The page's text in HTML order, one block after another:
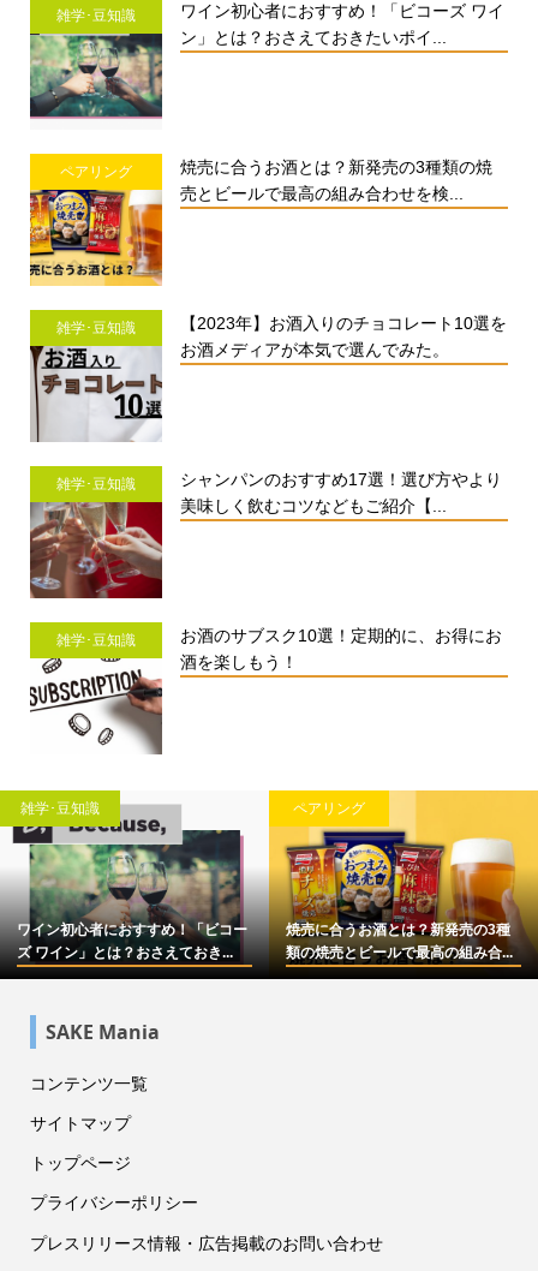
雑学･豆知識
ワイン初心者におすすめ！「ビコーズ ワイ
ン」とは？おさえておきたいポイ...
ペアリング
焼売に合うお酒とは？新発売の3種類の焼
売とビールで最高の組み合わせを検...
雑学･豆知識
【2023年】お酒入りのチョコレート10選を
お酒メディアが本気で選んでみた。
雑学･豆知識
シャンパンのおすすめ17選！選び方やより
美味しく飲むコツなどもご紹介【...
雑学･豆知識
お酒のサブスク10選！定期的に、お得にお
酒を楽しもう！
雑学･豆知識
ワイン初心者におすすめ！「ビコー
ズ ワイン」とは？おさえておき...
ペアリング
焼売に合うお酒とは？新発売の3種
類の焼売とビールで最高の組み合...
SAKE Mania
コンテンツ一覧
サイトマップ
トップページ
プライバシーポリシー
プレスリリース情報・広告掲載のお問い合わせ